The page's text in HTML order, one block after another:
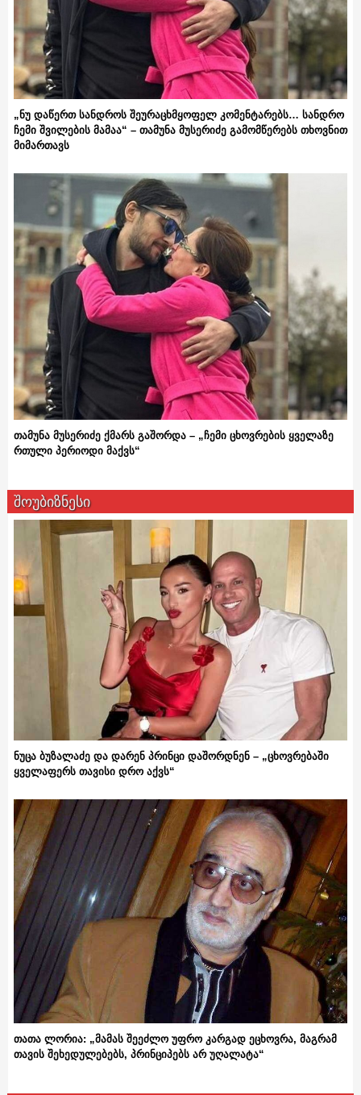
„ნუ დაწერთ სანდროს შეურაცხმყოფელ კომენტარებს… სანდრო
ჩემი შვილების მამაა“ – თამუნა მუსერიძე გამომწერებს თხოვნით
მიმართავს
თამუნა მუსერიძე ქმარს გაშორდა – „ჩემი ცხოვრების ყველაზე
რთული პერიოდი მაქვს“
შოუბიზნესი
ნუცა ბუზალაძე და დარენ პრინცი დაშორდნენ – „ცხოვრებაში
ყველაფერს თავისი დრო აქვს“
თათა ლორია: „მამას შეეძლო უფრო კარგად ეცხოვრა, მაგრამ
თავის შეხედულებებს, პრინციპებს არ უღალატა“